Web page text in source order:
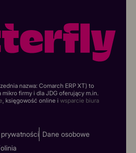
nazwa: Comarch ERP XT) to
firmy i dla JDG oferujący m.in.
, księgowość online i wsparcie biura
prywatności Dane osobowe